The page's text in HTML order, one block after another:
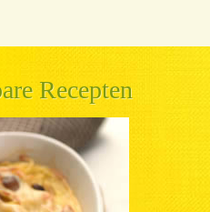
Recepten